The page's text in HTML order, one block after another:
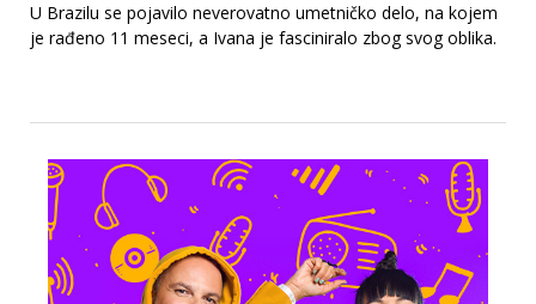
U Brazilu se pojavilo neverovatno umetničko delo, na kojem
je rađeno 11 meseci, a Ivana je fasciniralo zbog svog oblika.